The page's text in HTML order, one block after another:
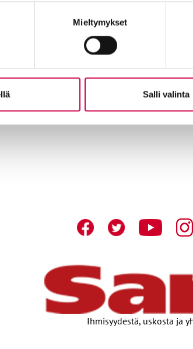
Mieltymykset
Salli valinta
Tilaajapalvelu
Sana-lehden kampanjat
Kestotilaajan edut
Tilausehdot
Tilaajapalvelu
Osoitteenmuutokset
Ihmisyydestä, uskosta ja